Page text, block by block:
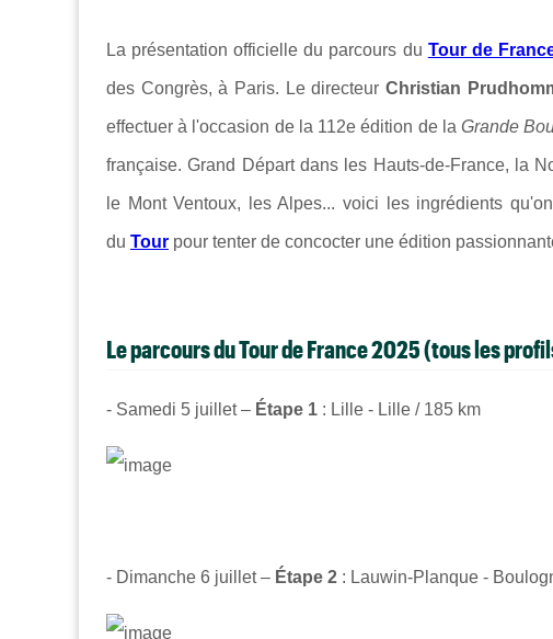
La présentation officielle du parcours du Tour de
des Congrès, à Paris. Le directeur Christian
effectuer à l'occasion de la 112e édition de laGrande
française. Grand Départ dans les Hauts-de-France, la
le Mont Ventoux, les Alpes... voici les ingrédients
du Tour pour tenter de concocter une édition
Le parcours du Tour de France 2025 (tous les
- Samedi 5 juillet – Étape 1 : Lille - Lille / 185 km
- Dimanche 6 juillet – Étape 2 : Lauwin-Planque -